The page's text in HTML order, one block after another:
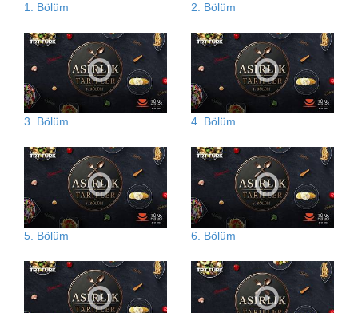
1. Bölüm 2. Bölüm
3. Bölüm 4. Bölüm
5. Bölüm 6. Bölüm